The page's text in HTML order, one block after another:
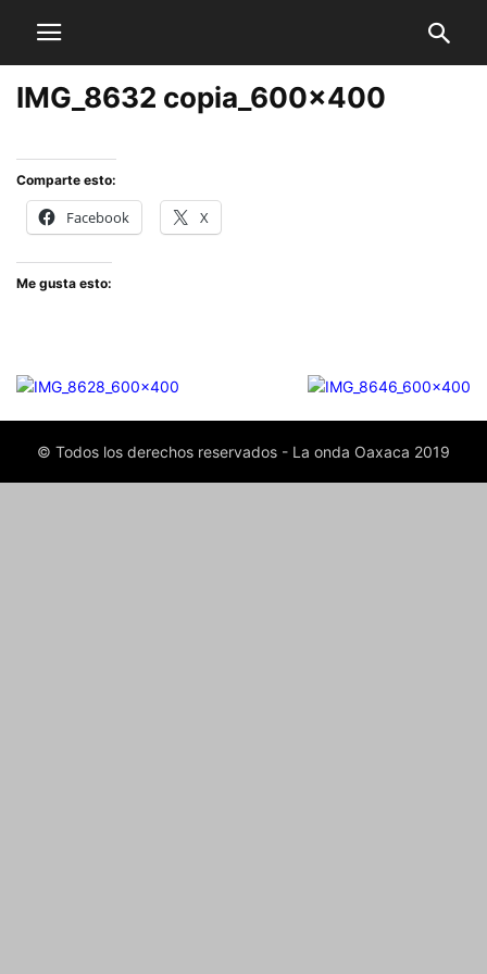
IMG_8632 copia_600x400
Comparte esto:
Facebook X
Me gusta esto:
© Todos los derechos reservados - La onda Oaxaca 2019